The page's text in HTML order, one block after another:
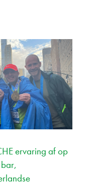
ervaring af op